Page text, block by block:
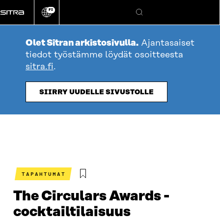
suoraan
sisältöön
Vaihda
kieli
FI
Hae
Olet Sitran arkistosivulla. Ajantasaiset
tiedot työstämme löydät osoitteesta
sitra.fi.
SIIRRY UUDELLE SIVUSTOLLE
TAPAHTUMAT
The Circulars Awards -
cocktailtilaisuus